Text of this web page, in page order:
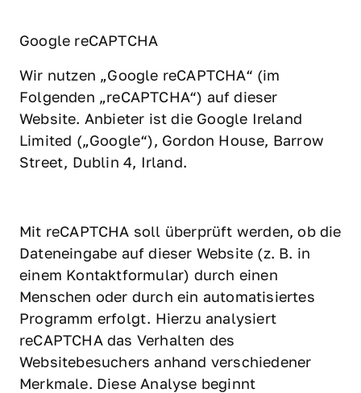
Google reCAPTCHA
Wir nutzen „Google reCAPTCHA“ (im
Folgenden „reCAPTCHA“) auf dieser
Website. Anbieter ist die Google Ireland
Limited („Google“), Gordon House, Barrow
Street, Dublin 4, Irland.
Mit reCAPTCHA soll überprüft werden, ob die
Dateneingabe auf dieser Website (z. B. in
einem Kontaktformular) durch einen
Menschen oder durch ein automatisiertes
Programm erfolgt. Hierzu analysiert
reCAPTCHA das Verhalten des
Websitebesuchers anhand verschiedener
Merkmale. Diese Analyse beginnt